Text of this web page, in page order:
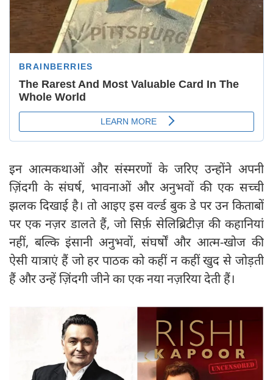
इन आत्मकथाओं और संस्मरणों के जरिए उन्होंने अपनी
ज़िंदगी के संघर्ष, भावनाओं और अनुभवों की एक सच्ची
झलक दिखाई है। तो आइए इस वर्ल्ड बुक डे पर उन किताबों
पर एक नज़र डालते हैं, जो सिर्फ़ सेलिब्रिटीज़ की कहानियां
नहीं, बल्कि इंसानी अनुभवों, संघर्षों और आत्म-खोज की
ऐसी यात्राएं हैं जो हर पाठक को कहीं न कहीं खुद से जोड़ती
हैं और उन्हें ज़िंदगी जीने का एक नया नज़रिया देती हैं।